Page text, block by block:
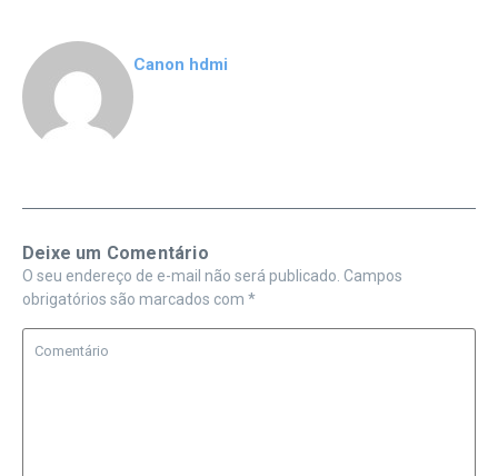
Canon hdmi
Deixe um Comentário
O seu endereço de e-mail não será publicado. Campos
obrigatórios são marcados com *